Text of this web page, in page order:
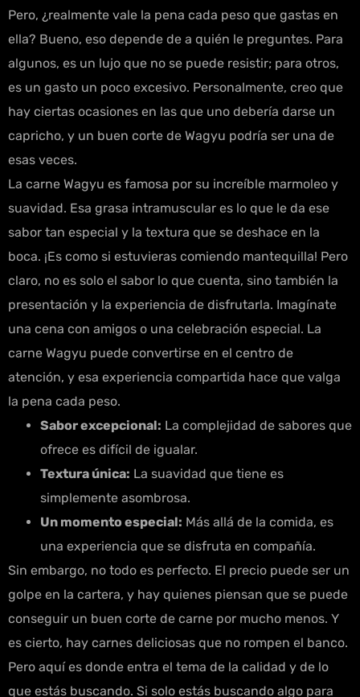
Pero, ¿realmente vale la pena cada peso que gastas en
ella? Bueno, eso depende de a quién le preguntes. Para
algunos, es un lujo que no se puede resistir; para otros,
es un gasto un poco excesivo. Personalmente, creo que
hay ciertas ocasiones en las que uno debería darse un
capricho, y un buen corte de Wagyu podría ser una de
esas veces.
La carne Wagyu es famosa por su increíble marmoleo y
suavidad. Esa grasa intramuscular es lo que le da ese
sabor tan especial y la textura que se deshace en la
boca. ¡Es como si estuvieras comiendo mantequilla! Pero
claro, no es solo el sabor lo que cuenta, sino también la
presentación y la experiencia de disfrutarla. Imagínate
una cena con amigos o una celebración especial. La
carne Wagyu puede convertirse en el centro de
atención, y esa experiencia compartida hace que valga
la pena cada peso.
Sabor excepcional: La complejidad de sabores que
ofrece es difícil de igualar.
Textura única: La suavidad que tiene es
simplemente asombrosa.
Un momento especial: Más allá de la comida, es
una experiencia que se disfruta en compañía.
Sin embargo, no todo es perfecto. El precio puede ser un
golpe en la cartera, y hay quienes piensan que se puede
conseguir un buen corte de carne por mucho menos. Y
es cierto, hay carnes deliciosas que no rompen el banco.
Pero aquí es donde entra el tema de la calidad y de lo
que estás buscando. Si solo estás buscando algo para